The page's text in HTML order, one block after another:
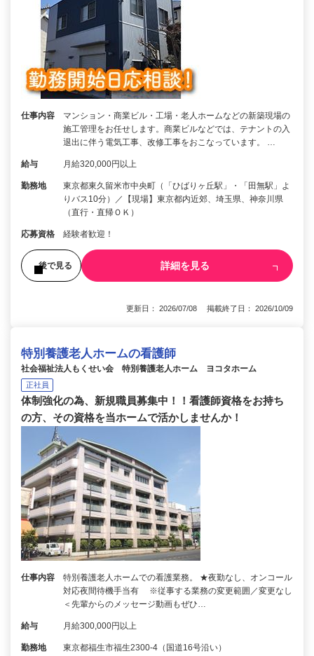
仕事内容
マンション・商業ビル・工場・老人ホームなどの新築現場の
施工管理をお任せします。商業ビルなどでは、テナントの入
退出に伴う電気工事、改修工事をおこなっています。 …
給与 月給320,000円以上
勤務地
東京都東久留米市中央町（「ひばりヶ丘駅」・「田無駅」よ
りバス10分）／【現場】東京都内近郊、埼玉県、神奈川県
（直行・直帰ＯＫ）
応募資格 経験者歓迎！
後で見る 詳細を見る
更新日： 2026/07/08 掲載終了日： 2026/10/09
特別養護老人ホームの看護師
社会福祉法人もくせい会 特別養護老人ホーム ヨコタホーム
正社員
体制強化の為、新規職員募集中！！看護師資格をお持ち
の方、その資格を当ホームで活かしませんか！
仕事内容
特別養護老人ホームでの看護業務。 ★夜勤なし、オンコール
対応夜間待機手当有 ※従事する業務の変更範囲／変更なし
＜先輩からのメッセージ動画もぜひ…
給与 月給300,000円以上
勤務地 東京都福生市福生2300-4（国道16号沿い）